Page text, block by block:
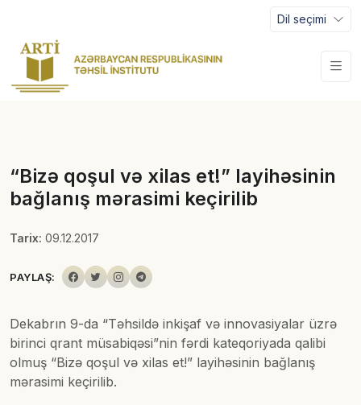
Dil seçimi
“Bizə qoşul və xilas et!” layihəsinin
bağlanış mərasimi keçirilib
Tarix: 09.12.2017
PAYLAŞ:
Dekabrın 9-da “Təhsildə inkişaf və innovasiyalar üzrə
birinci qrant müsabiqəsi”nin fərdi kateqoriyada qalibi
olmuş “Bizə qoşul və xilas et!” layihəsinin bağlanış
mərasimi keçirilib.